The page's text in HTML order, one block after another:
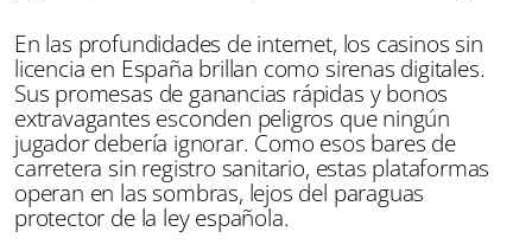
En las profundidades de internet, los casinos sin
licencia en España brillan como sirenas digitales.
Sus promesas de ganancias rápidas y bonos
extravagantes esconden peligros que ningún
jugador debería ignorar. Como esos bares de
carretera sin registro sanitario, estas plataformas
operan en las sombras, lejos del paraguas
protector de la ley española.